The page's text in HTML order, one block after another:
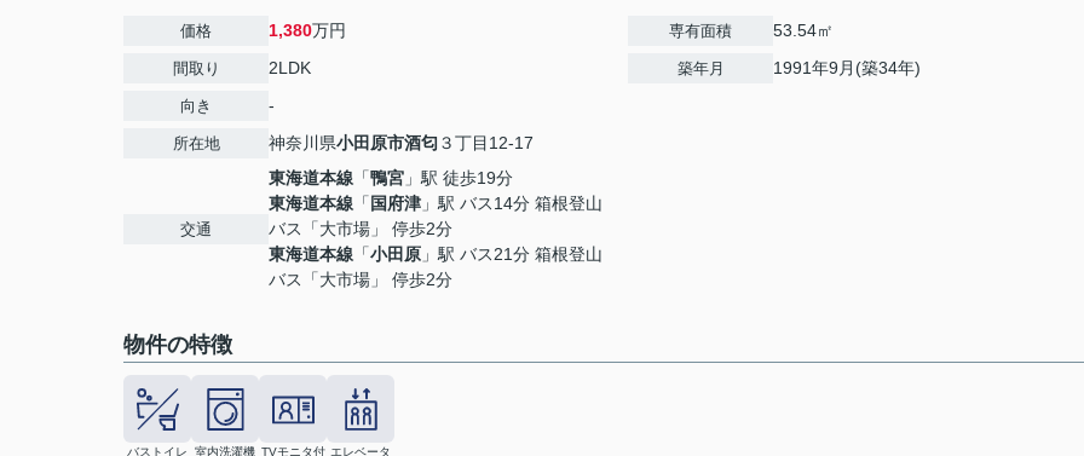
価格 1,380万円
間取り 2LDK
向き -
所在地 神奈川県小田原市酒匂 ３丁目12-17
交通
東海道本線 「鴨宮 」駅 徒歩19分
東海道本線 「 国府津 」駅 バス14分 箱根登山
バス「大市場」 停歩2分
東海道本線 「小田原 」駅 バス21分 箱根登山
バス「大市場」 停歩2分
専有面積 53.54㎡
築年月 1991年9月(築34年)
物件の特徴
バストイレ
室内洗濯機 TVモニタ付 エレベータ